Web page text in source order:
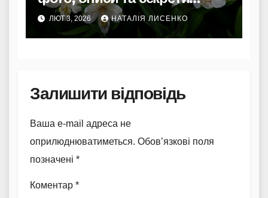
вибору
ЛЮТ 3, 2026 НАТАЛІЯ ЛИСЕНКО
Залишити відповідь
Ваша e-mail адреса не
оприлюднюватиметься. Обов’язкові поля
позначені *
Коментар *